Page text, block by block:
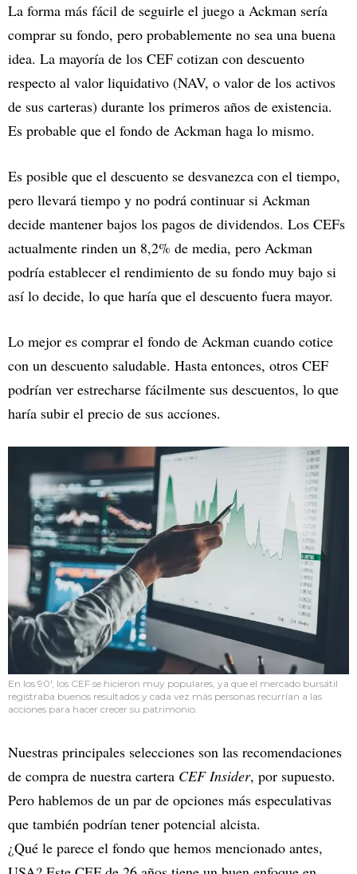
La forma más fácil de seguirle el juego a Ackman sería
comprar su fondo, pero probablemente no sea una buena
idea. La mayoría de los CEF cotizan con descuento
respecto al valor liquidativo (NAV, o valor de los activos
de sus carteras) durante los primeros años de existencia.
Es probable que el fondo de Ackman haga lo mismo.
Es posible que el descuento se desvanezca con el tiempo,
pero llevará tiempo y no podrá continuar si Ackman
decide mantener bajos los pagos de dividendos. Los CEFs
actualmente rinden un 8,2% de media, pero Ackman
podría establecer el rendimiento de su fondo muy bajo si
así lo decide, lo que haría que el descuento fuera mayor.
Lo mejor es comprar el fondo de Ackman cuando cotice
con un descuento saludable. Hasta entonces, otros CEF
podrían ver estrecharse fácilmente sus descuentos, lo que
haría subir el precio de sus acciones.
En los 90', los CEF se hicieron muy populares, ya que el mercado bursátil
registraba buenos resultados y cada vez más personas recurrían a las
acciones para hacer crecer su patrimonio.
Nuestras principales selecciones son las recomendaciones
de compra de nuestra cartera CEF Insider, por supuesto.
Pero hablemos de un par de opciones más especulativas
que también podrían tener potencial alcista.
¿Qué le parece el fondo que hemos mencionado antes,